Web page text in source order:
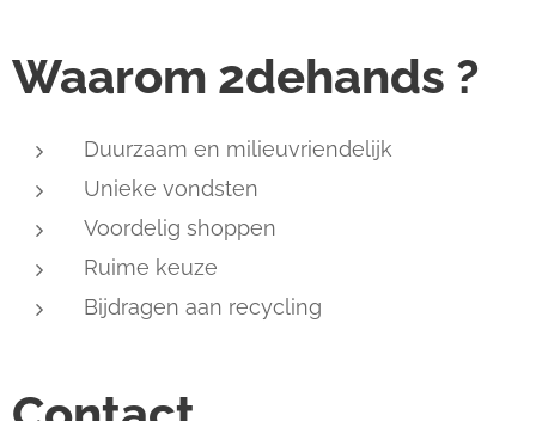
Waarom 2dehands ?
Duurzaam en milieuvriendelijk
Unieke vondsten
Voordelig shoppen
Ruime keuze
Bijdragen aan recycling